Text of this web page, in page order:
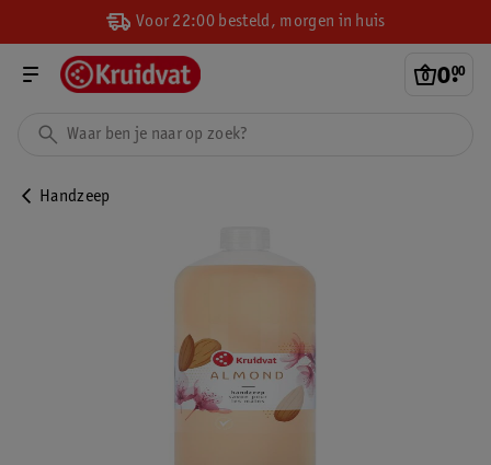
Voor 22:00 besteld, morgen in huis
0.
00
Handzeep